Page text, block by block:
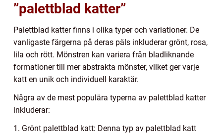
”palettblad katter”
Palettblad katter finns i olika typer och variationer. De
vanligaste färgerna på deras päls inkluderar grönt, rosa,
lila och rött. Mönstren kan variera från bladliknande
formationer till mer abstrakta mönster, vilket ger varje
katt en unik och individuell karaktär.
Några av de mest populära typerna av palettblad katter
inkluderar:
1. Grönt palettblad katt: Denna typ av palettblad katt